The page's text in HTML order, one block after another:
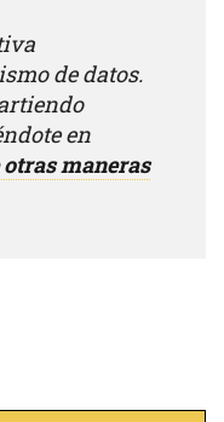
de datos.
en
maneras